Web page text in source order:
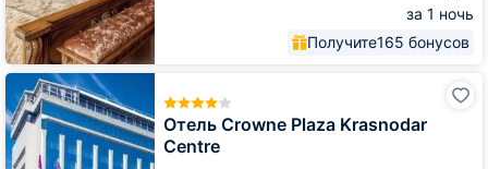
за 1 ночь
Получите165 бонусов
Отель Crowne Plaza Krasnodar
Centre
Отель
Crowne
Plaza
Krasnodar
Centre